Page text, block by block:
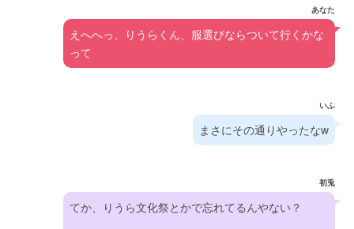
あなた
えへへっ、りうらくん、服選びならついて行くかな
って
いふ
まさにその通りやったなw
初兎
てか、りうら文化祭とかで忘れてるんやない？